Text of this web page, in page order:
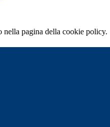
nella pagina della cookie policy.